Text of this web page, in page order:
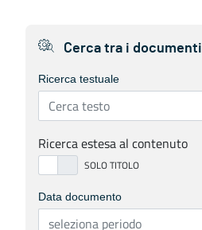
Cerca tra i documenti
Ricerca testuale
Ricerca estesa al contenuto
Data documento